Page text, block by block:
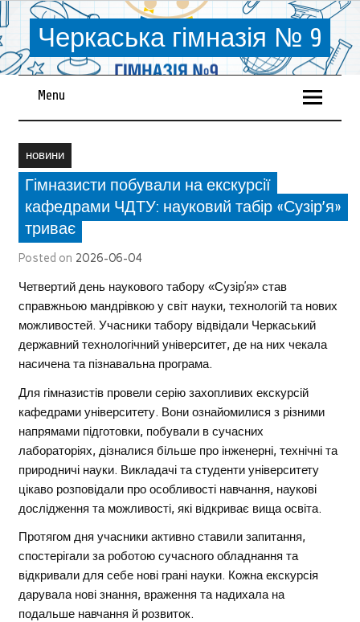
Черкаська гімназія № 9
Menu
новини
Гімназисти побували на екскурсії
кафедрами ЧДТУ: науковий табір «Сузір’я»
триває
Posted on 2026-06-04
Четвертий день наукового табору «Сузір’я» став
справжньою мандрівкою у світ науки, технологій та нових
можливостей. Учасники табору відвідали Черкаський
державний технологічний університет, де на них чекала
насичена та пізнавальна програма.
Для гімназистів провели серію захопливих екскурсій
кафедрами університету. Вони ознайомилися з різними
напрямами підготовки, побували в сучасних
лабораторіях, дізналися більше про інженерні, технічні та
природничі науки. Викладачі та студенти університету
цікаво розповідали про особливості навчання, наукові
дослідження та можливості, які відкриває вища освіта.
Протягом дня учасники активно ставили запитання,
спостерігали за роботою сучасного обладнання та
відкривали для себе нові грані науки. Кожна екскурсія
дарувала нові знання, враження та надихала на
подальше навчання й розвиток.